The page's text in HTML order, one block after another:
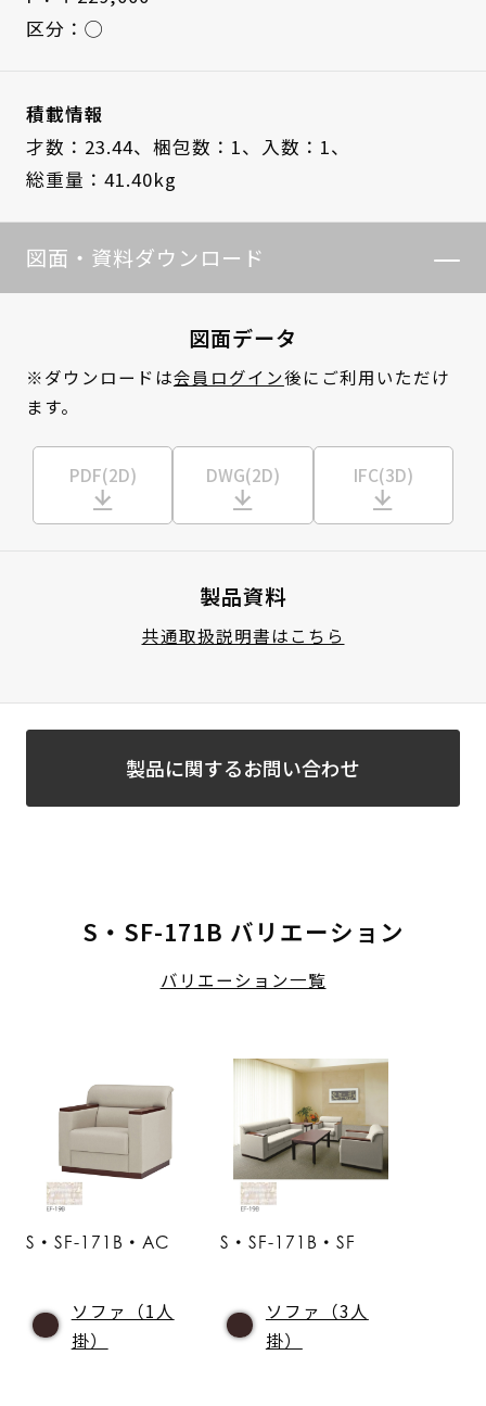
区分：◯
積載情報
才数：23.44、 梱包数：1、 入数：1、
総重量：41.40kg
図面・資料ダウンロード
図面データ
※ダウンロードは会員ログイン後にご利用いただけ
ます。
PDF(2D) DWG(2D) IFC(3D)
製品資料
共通取扱説明書はこちら
製品に関するお問い合わせ
S・SF-171B バリエーション
バリエーション一覧
S・SF-171B・AC
ソファ（1人
掛）
S・SF-171B・SF
ソファ（3人
掛）